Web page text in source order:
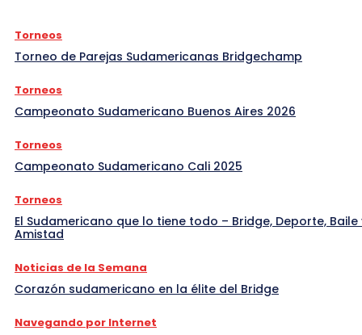
Torneos
Torneo de Parejas Sudamericanas Bridgechamp
Torneos
Campeonato Sudamericano Buenos Aires 2026
Torneos
Campeonato Sudamericano Cali 2025
Torneos
El Sudamericano que lo tiene todo – Bridge, Deporte, Baile
Amistad
Noticias de la Semana
Corazón sudamericano en la élite del Bridge
Navegando por Internet